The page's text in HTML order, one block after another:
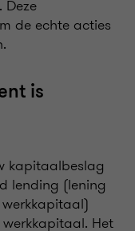
de echte acties
is
kapitaalbeslag
lending (lening
Het